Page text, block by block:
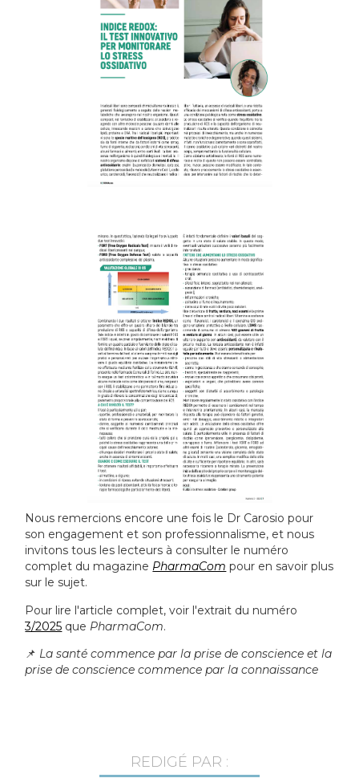
REDIGÉ PAR :
Nous remercions encore une fois le Dr Carosio pour
son engagement et son professionnalisme, et nous
invitons tous les lecteurs à consulter le numéro
complet du magazine PharmaCom pour en savoir plus
sur le sujet.
Pour lire l'article complet, voir l'extrait du numéro
3/2025 que PharmaCom.
📌 La santé commence par la prise de conscience et la
prise de conscience commence par la connaissance